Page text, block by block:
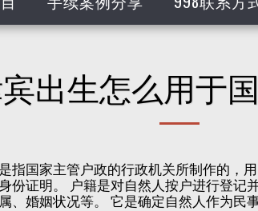
出生怎么用于
指国家主管户政的行政机关所制作的，
份证明。 户籍是对自然人按户进行登记
、婚姻状况等。 它是确定自然人作为民